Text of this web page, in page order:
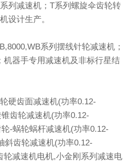
列减速机；T系列螺旋伞齿轮转
设计生产。
系列摆线针轮减速机；
机器手专用减速机及非标行星结
硬齿面减速机(功率0.12-
齿轮减速机(功率0.12-
-蜗轮蜗杆减速机(功率0.12-
斜齿轮减速机(功率0.12-
轮减速机电机,小金刚系列减速电